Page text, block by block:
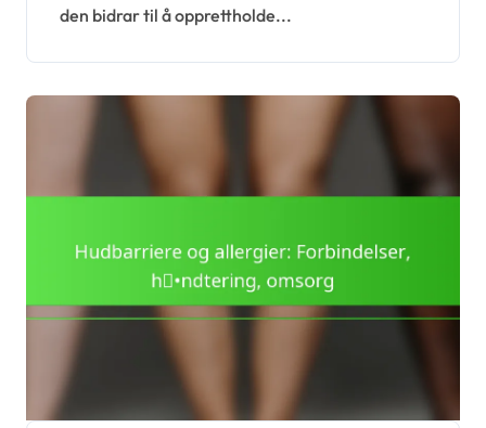
den bidrar til å opprettholde...